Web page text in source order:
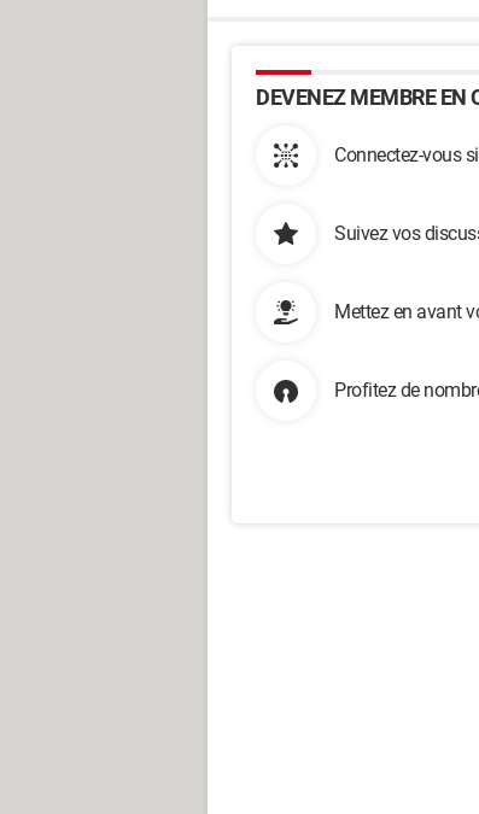
DEVENEZ MEMBRE EN
Connectez-vous
Suivez vos
Mettez en avant
Profitez de